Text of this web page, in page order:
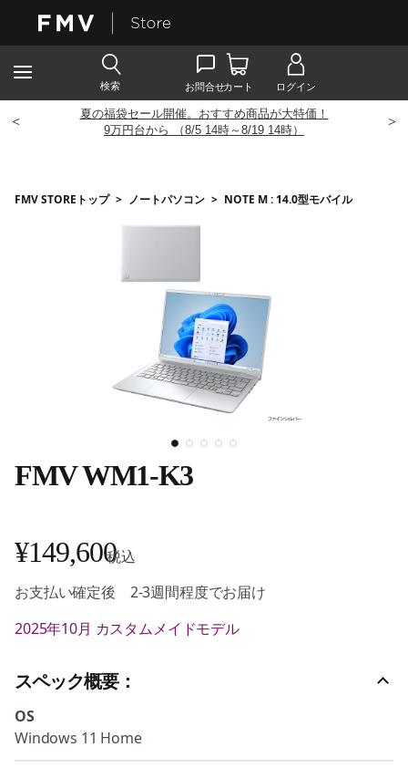
夏の福袋セール開催。おすすめ商品が大特価！
9万円台から （8/5 14時～8/19 14時）
< >
FMV STOREトップ > ノートパソコン > NOTE M : 14.0型モバイル
FMV WM1-K3
¥149,600税込
お支払い確定後 2-3週間程度でお届け
2025年10月 カスタムメイドモデル
スペック概要：
OS
Windows 11 Home